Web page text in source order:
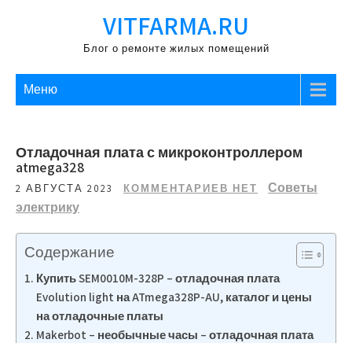
VITFARMA.RU
Блог о ремонте жилых помещений
Меню
Отладочная плата с микроконтроллером
atmega328
2 АВГУСТА 2023 КОММЕНТАРИЕВ НЕТ
Советы
электрику
Содержание
Купить SEM0010M-328P – отладочная плата
Evolution light на ATmega328P-AU, каталог и цены
на отладочные платы
Makerbot – необычные часы – отладочная плата